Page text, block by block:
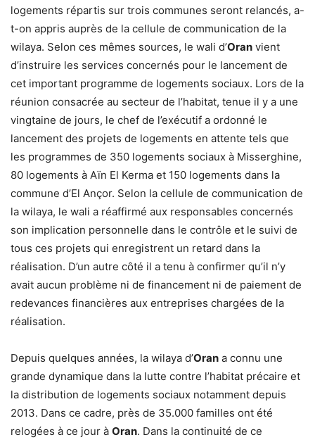
logements répartis sur trois communes seront relancés, a-
t-on appris auprès de la cellule de communication de la
wilaya. Selon ces mêmes sources, le wali d’Oran vient
d’instruire les services concernés pour le lancement de
cet important programme de logements sociaux. Lors de la
réunion consacrée au secteur de l’habitat, tenue il y a une
vingtaine de jours, le chef de l’exécutif a ordonné le
lancement des projets de logements en attente tels que
les programmes de 350 logements sociaux à Misserghine,
80 logements à Aïn El Kerma et 150 logements dans la
commune d’El Ançor. Selon la cellule de communication de
la wilaya, le wali a réaffirmé aux responsables concernés
son implication personnelle dans le contrôle et le suivi de
tous ces projets qui enregistrent un retard dans la
réalisation. D’un autre côté il a tenu à confirmer qu’il n’y
avait aucun problème ni de financement ni de paiement de
redevances financières aux entreprises chargées de la
réalisation.
Depuis quelques années, la wilaya d’Oran a connu une
grande dynamique dans la lutte contre l’habitat précaire et
la distribution de logements sociaux notamment depuis
2013. Dans ce cadre, près de 35.000 familles ont été
relogées à ce jour à Oran. Dans la continuité de ce